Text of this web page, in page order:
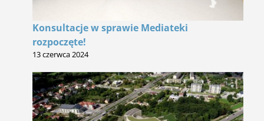
Konsultacje w sprawie Mediateki
rozpoczęte!
13 czerwca 2024